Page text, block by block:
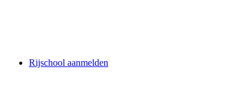
Rijschool aanmelden